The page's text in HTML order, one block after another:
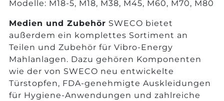
Modelle: M18-5, M18, M38, M45, M60, M70, M80
Medien und Zubehör SWECO bietet
außerdem ein komplettes Sortiment an
Teilen und Zubehör für Vibro-Energy
Mahlanlagen. Dazu gehören Komponenten
wie der von SWECO neu entwickelte
Türstopfen, FDA-genehmigte Auskleidungen
für Hygiene-Anwendungen und zahlreiche